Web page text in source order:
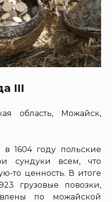
III
область, Можайск,
1604 году польские
сундуки всем, что
то ценность. В итоге
грузовые повозки,
по можайской